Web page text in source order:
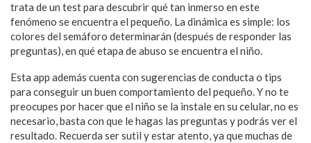
trata de un test para descubrir qué tan inmerso en este
fenómeno se encuentra el pequeño. La dinámica es simple: los
colores del semáforo determinarán (después de responder las
preguntas), en qué etapa de abuso se encuentra el niño.
Esta app además cuenta con sugerencias de conducta o tips
para conseguir un buen comportamiento del pequeño. Y no te
preocupes por hacer que el niño se la instale en su celular, no es
necesario, basta con que le hagas las preguntas y podrás ver el
resultado. Recuerda ser sutil y estar atento, ya que muchas de